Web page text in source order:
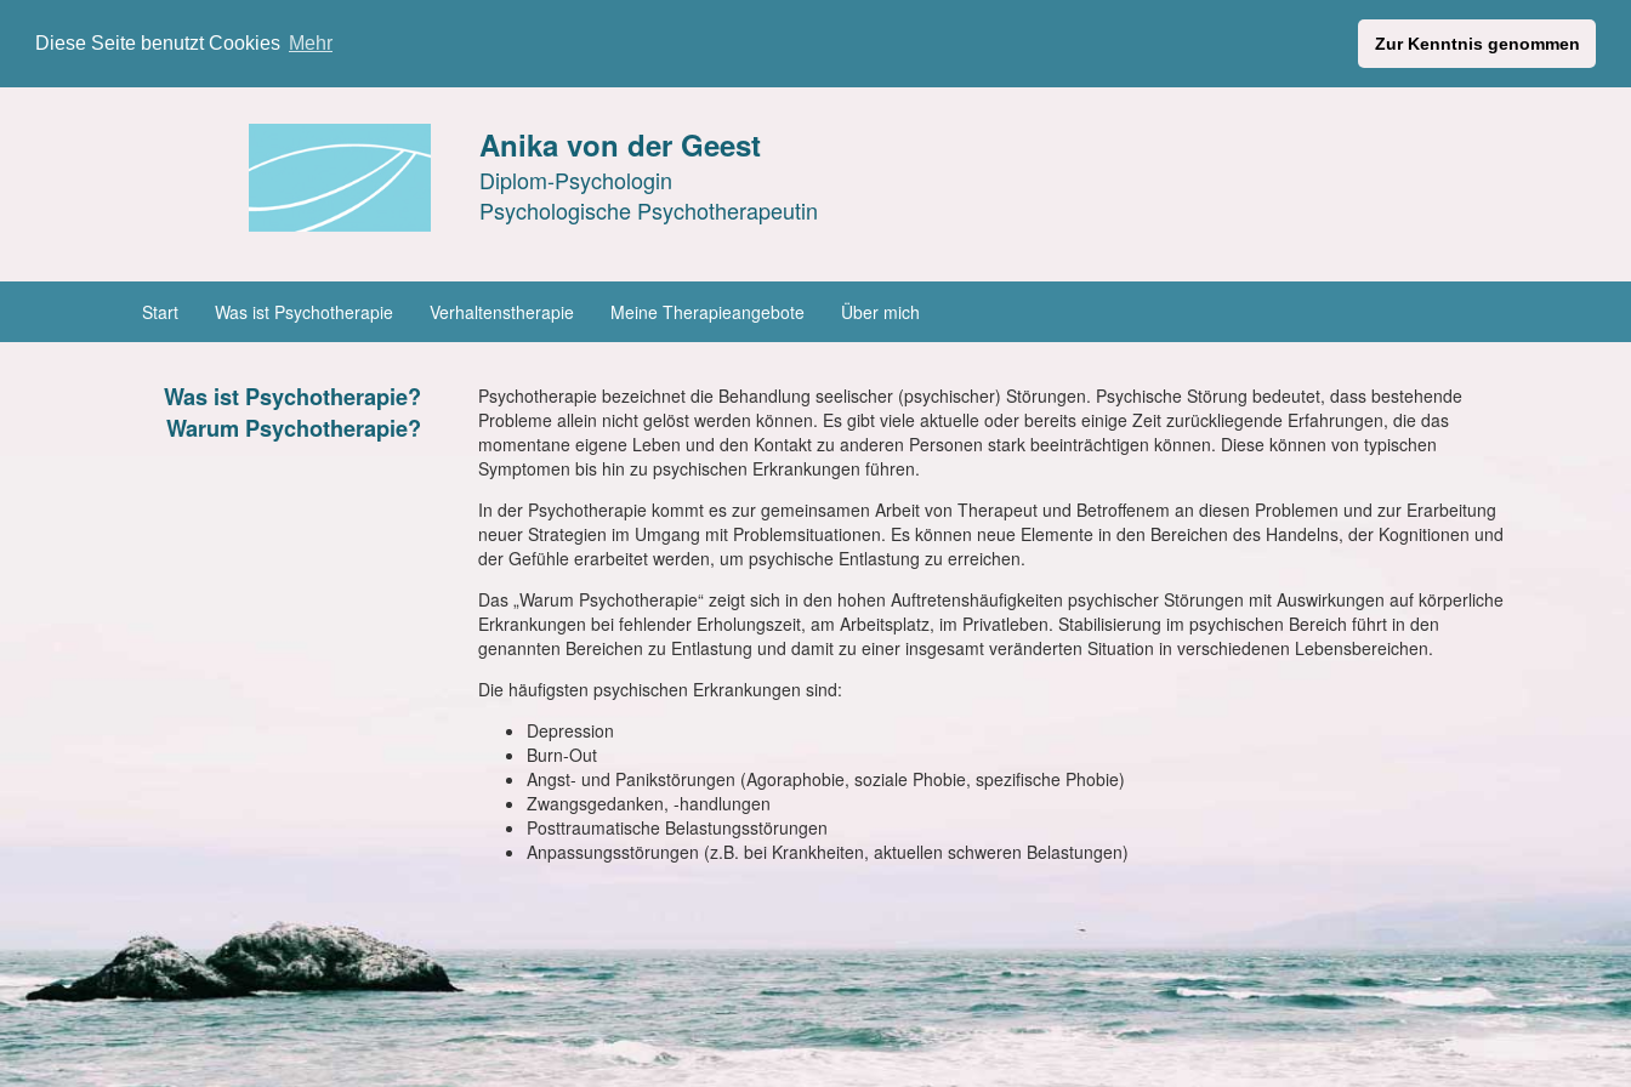
Diese Seite benutzt Cookies Mehr Zur Kenntnis genommen
Anika von der Geest
Diplom-Psychologin
Psychologische Psychotherapeutin
Start Was ist Psychotherapie Verhaltenstherapie Meine Therapieangebote Über mich
Was ist Psychotherapie?
Warum Psychotherapie?
Psychotherapie bezeichnet die Behandlung seelischer (psychischer) Störungen. Psychische Störung bedeutet, dass bestehende
Probleme allein nicht gelöst werden können. Es gibt viele aktuelle oder bereits einige Zeit zurückliegende Erfahrungen, die das
momentane eigene Leben und den Kontakt zu anderen Personen stark beeinträchtigen können. Diese können von typischen
Symptomen bis hin zu psychischen Erkrankungen führen.
In der Psychotherapie kommt es zur gemeinsamen Arbeit von Therapeut und Betroffenem an diesen Problemen und zur Erarbeitung
neuer Strategien im Umgang mit Problemsituationen. Es können neue Elemente in den Bereichen des Handelns, der Kognitionen und
der Gefühle erarbeitet werden, um psychische Entlastung zu erreichen.
Das „Warum Psychotherapie“ zeigt sich in den hohen Auftretenshäufigkeiten psychischer Störungen mit Auswirkungen auf körperliche
Erkrankungen bei fehlender Erholungszeit, am Arbeitsplatz, im Privatleben. Stabilisierung im psychischen Bereich führt in den
genannten Bereichen zu Entlastung und damit zu einer insgesamt veränderten Situation in verschiedenen Lebensbereichen.
Die häufigsten psychischen Erkrankungen sind:
Depression
Burn-Out
Angst- und Panikstörungen (Agoraphobie, soziale Phobie, spezifische Phobie)
Zwangsgedanken, -handlungen
Posttraumatische Belastungsstörungen
Anpassungsstörungen (z.B. bei Krankheiten, aktuellen schweren Belastungen)